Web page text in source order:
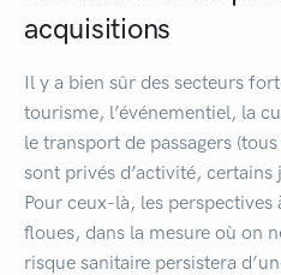
acquisitions
Il y a bien sûr des secteurs
tourisme, l’événementiel, la
le transport de passagers
sont privés d’activité, certains
Pour ceux-là, les
floues, dans la mesure où on
risque sanitaire persistera